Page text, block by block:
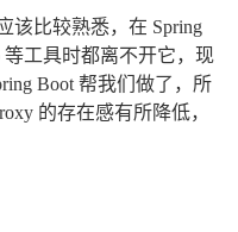
该比较熟悉，在 Spring
等工具时都离不开它，现
Boot 帮我们做了，所
的存在感有所降低，